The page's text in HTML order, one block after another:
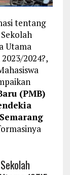
tentang
Utama
2024?,
(PMB)